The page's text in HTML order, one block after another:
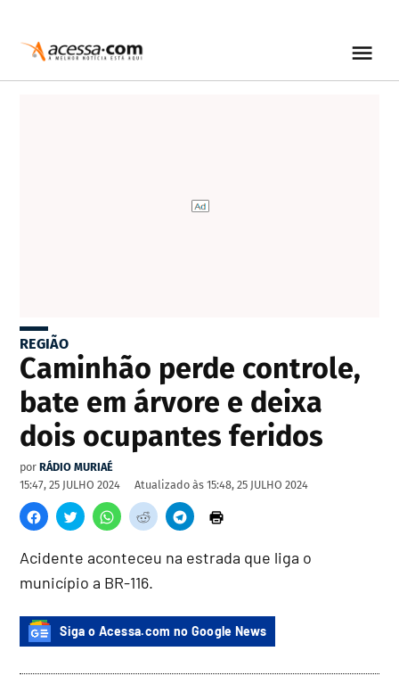
REGIÃO
Caminhão perde controle,
bate em árvore e deixa
dois ocupantes feridos
por RÁDIO MURIAÉ
15:47, 25 JULHO 2024
Atualizado às 15:48, 25 JULHO 2024
Acidente aconteceu na estrada que liga o
município a BR-116.
Siga o Acessa.com no Google News